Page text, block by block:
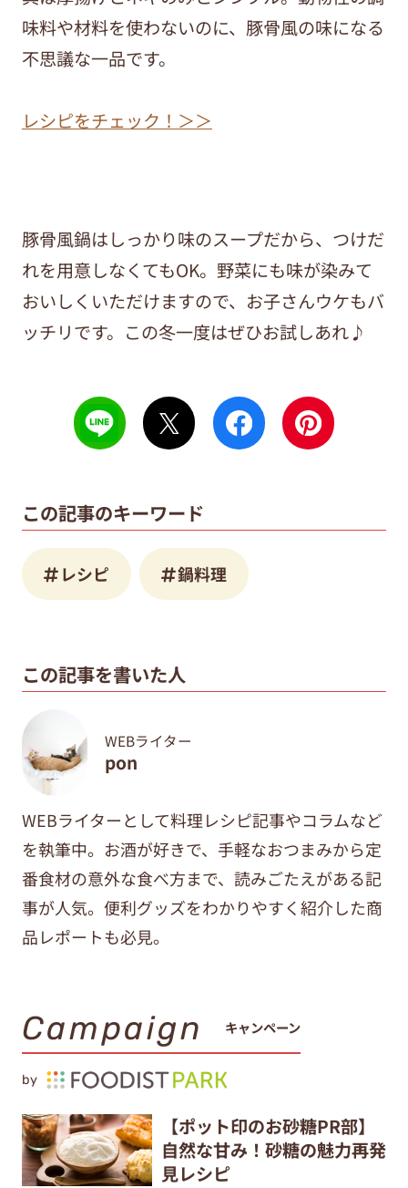
味料や材料を使わないのに、豚骨風の味になる
不思議な一品です。
レシピをチェック！＞＞
豚骨風鍋はしっかり味のスープだから、つけだ
れを用意しなくてもOK。野菜にも味が染みて
おいしくいただけますので、お子さんウケもバ
ッチリです。この冬一度はぜひお試しあれ♪
この記事のキーワード
レシピ 鍋料理
この記事を書いた人
WEBライター
pon
WEBライターとして料理レシピ記事やコラムなど
を執筆中。 お酒が好きで、手軽なおつまみから定
番食材の意外な食べ方まで、 読みごたえがある記
事が人気。便利グッズをわかりやすく紹介した商
品レポートも必見。
Campaign キャンペーン
by
【ポット印のお砂糖PR部】
自然な甘み！砂糖の魅力再発
見レシピ